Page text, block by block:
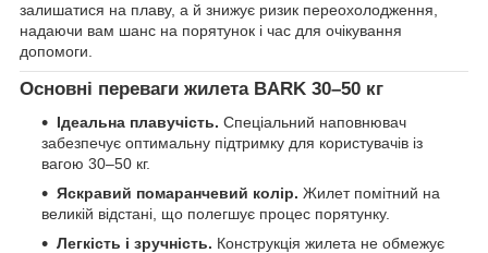
залишатися на плаву, а й знижує ризик переохолодження,
надаючи вам шанс на порятунок і час для очікування
допомоги.
Основні переваги жилета BARK 30–50 кг
Ідеальна плавучість. Спеціальний наповнювач
забезпечує оптимальну підтримку для користувачів із
вагою 30–50 кг.
Яскравий помаранчевий колір. Жилет помітний на
великій відстані, що полегшує процес порятунку.
Легкість і зручність. Конструкція жилета не обмежує